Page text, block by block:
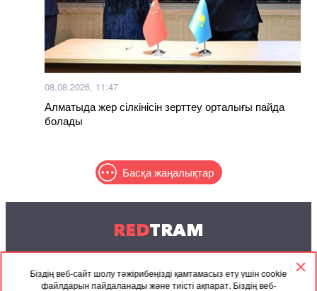
Біздің веб-сайт шолу тәжірибеңізді қамтамасыз ету үшін cookie
файлдарын пайдаланады және тиісті ақпарат. Біздің веб-
08.08.2026, 11:47
Алматыда жер сілкінісін зерттеу орталығы пайда
болады
Басқа жаңалықтар
REDTRAM
© 2004-2026 Redtram, Ltd.